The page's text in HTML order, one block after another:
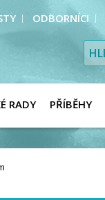
ODBORNÍCI
RADY PŘÍBĚHY